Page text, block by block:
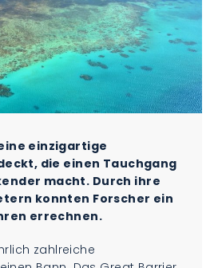
einzigartige
die einen Tauchgang
macht. Durch ihre
konnten Forscher ein
errechnen.
zahlreiche